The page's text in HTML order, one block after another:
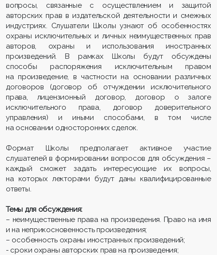
вопросы, связанные с осуществлением и защитой
авторских прав в издательской деятельности и смежных
индустриях. Слушатели Школы узнают об особенностях
охраны исключительных и личных неимущественных прав
авторов, охраны и использования иностранных
произведений. В рамках Школы будут обсуждены
способы распоряжения исключительным правом
на произведение, в частности на основании различных
договоров (договор об отчуждении исключительного
права, лицензионный договор, договор о залоге
исключительного права, договор доверительного
управления) и иными способами, в том числе
на основании односторонних сделок.
Формат Школы предполагает активное участие
слушателей в формировании вопросов для обсуждения –
каждый сможет задать интересующие их вопросы,
на которых лекторами будут даны квалифицированные
ответы.
Темы для обсуждения:
– неимущественные права на произведения. Право на имя
и на неприкосновенность произведения;
– особенность охраны иностранных произведений;
- сроки охраны авторских прав на произведения;